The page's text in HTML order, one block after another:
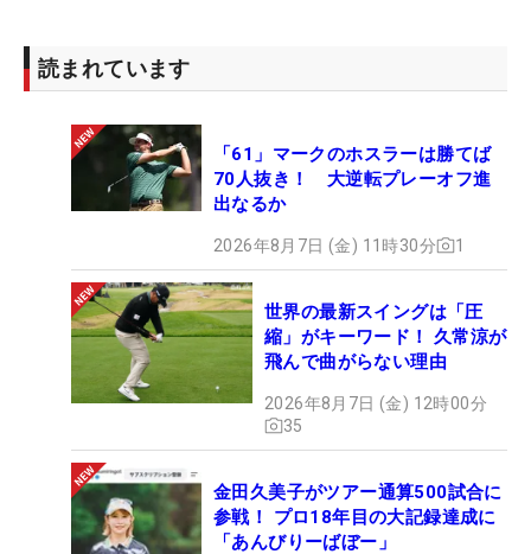
読まれています
「61」マークのホスラーは勝てば
70人抜き！ 大逆転プレーオフ進
出なるか
2026年8月7日 (金) 11時30分 1
世界の最新スイングは「圧
縮」がキーワード！ 久常涼が
飛んで曲がらない理由
2026年8月7日 (金) 12時00分
35
金田久美子がツアー通算500試合に
参戦！ プロ18年目の大記録達成に
「あんびりーばぼー」